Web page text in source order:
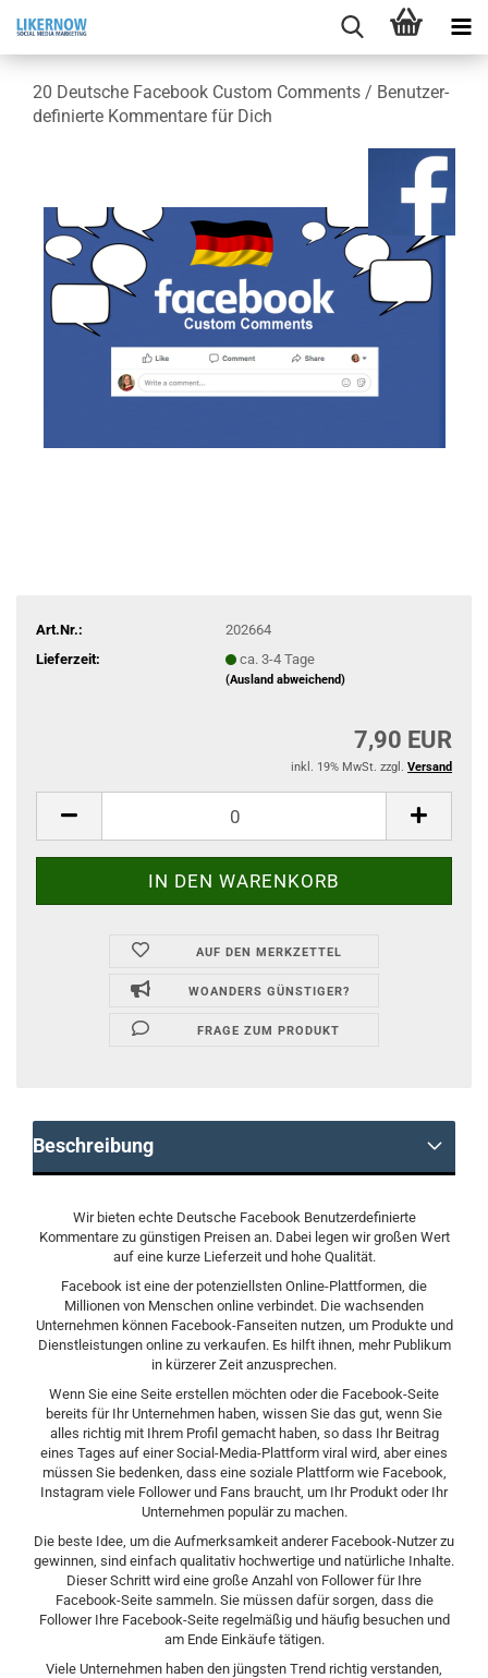
20 Deut­sche Face­book Cus­tom Com­ments / Be­nut­zer­
de­fi­nier­te Kom­men­ta­re für Dich
Art.Nr.:
202664
Lieferzeit:
ca. 3-4 Tage
(Ausland abweichend)
7,90 EUR
inkl. 19% MwSt. zzgl. Versand
AUF DEN MERKZETTEL
WOANDERS GÜNSTIGER?
FRAGE ZUM PRODUKT
Beschreibung
Wir bieten echte Deutsche Facebook Benutzerdefinierte
Kommentare zu günstigen Preisen an. Dabei legen wir großen Wert
auf eine kurze Lieferzeit und hohe Qualität.
Facebook ist eine der potenziellsten Online-Plattformen, die
Millionen von Menschen online verbindet. Die wachsenden
Unternehmen können Facebook-Fanseiten nutzen, um Produkte und
Dienstleistungen online zu verkaufen. Es hilft ihnen, mehr Publikum
in kürzerer Zeit anzusprechen.
Wenn Sie eine Seite erstellen möchten oder die Facebook-Seite
bereits für Ihr Unternehmen haben, wissen Sie das gut, wenn Sie
alles richtig mit Ihrem Profil gemacht haben, so dass Ihr Beitrag
eines Tages auf einer Social-Media-Plattform viral wird, aber eines
müssen Sie bedenken, dass eine soziale Plattform wie Facebook,
Instagram viele Follower und Fans braucht, um Ihr Produkt oder Ihr
Unternehmen populär zu machen.
Die beste Idee, um die Aufmerksamkeit anderer Facebook-Nutzer zu
gewinnen, sind einfach qualitativ hochwertige und natürliche Inhalte.
Dieser Schritt wird eine große Anzahl von Follower für Ihre
Facebook-Seite sammeln. Sie müssen dafür sorgen, dass die
Follower Ihre Facebook-Seite regelmäßig und häufig besuchen und
am Ende Einkäufe tätigen.
Viele Unternehmen haben den jüngsten Trend richtig verstanden,